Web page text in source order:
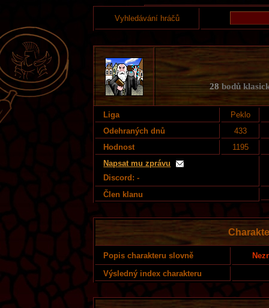
Vyhledávání hráčů
28 bodů
Liga
Peklo
Odehraných dnů
433
Hodnost
1195
Napsat mu zprávu
Discord: -
Člen klanu
Popis charakteru slovně
Výsledný index charakteru